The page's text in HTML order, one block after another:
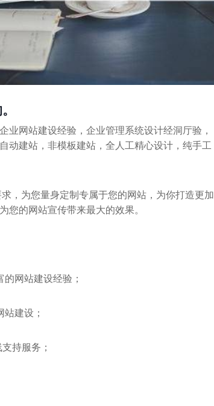
业网站建设经验，企业管理系统设计经洞厅验，
动建站，非模板建站，全人工精心设计，纯手工
，为您量身定制专属于您的网站，为你打造更加
您的网站宣传带来最大的效果。
网站建设经验；
建设；
持服务；